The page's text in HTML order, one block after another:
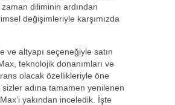
zaman diliminin ardından
değişimleriyle karşımızda
ve altyapı seçeneğiyle satın
teknolojik donanımları ve
olacak özellikleriyle öne
sizler adına tamamen yenilenen
yakından inceledik. İşte